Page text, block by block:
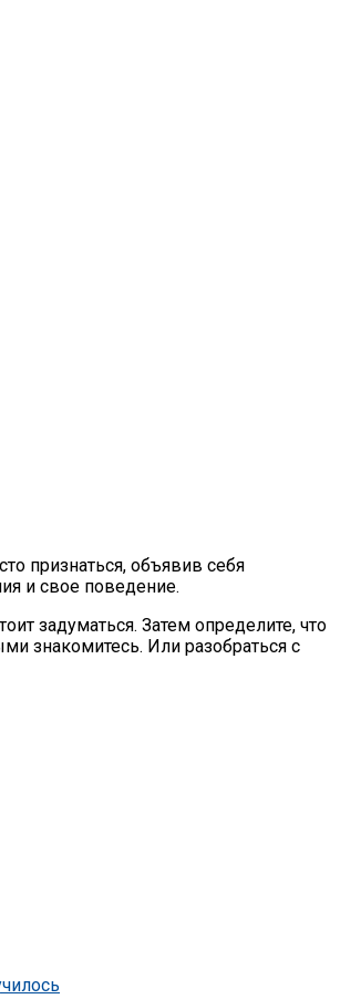
признаться, объявив себя
и свое поведение.
задуматься. Затем определите, что
знакомитесь. Или разобраться с